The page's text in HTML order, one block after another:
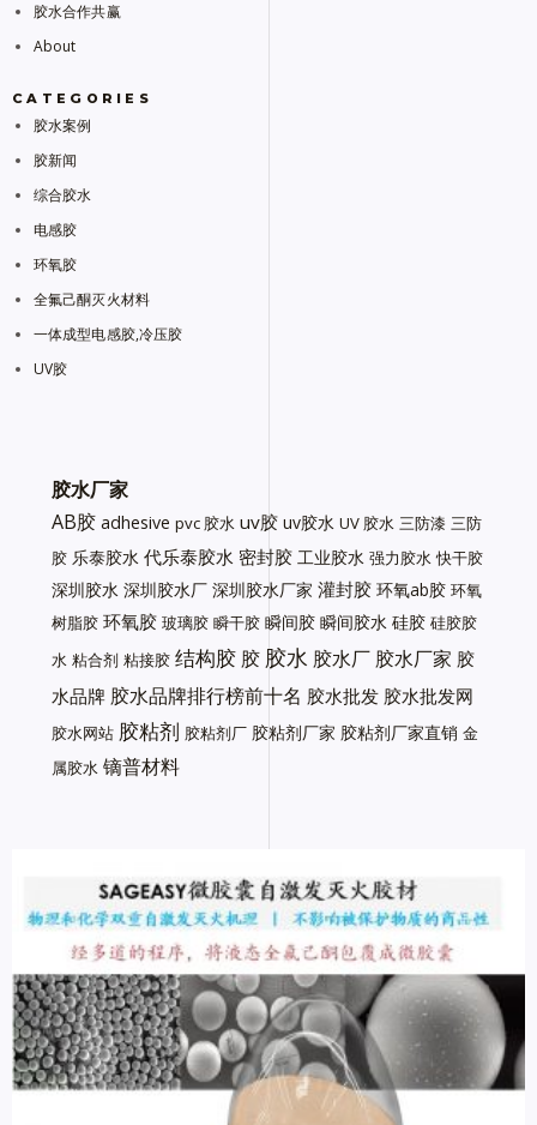
胶水合作共赢
About
CATEGORIES
胶水案例
胶新闻
综合胶水
电感胶
环氧胶
全氟己酮灭火材料
一体成型电感胶,冷压胶
UV胶
胶水厂家
AB胶 adhesive pvc 胶水 uv胶 uv胶水 UV 胶水 三防漆 三防
胶 乐泰胶水 代乐泰胶水 密封胶 工业胶水 强力胶水 快干胶
深圳胶水 深圳胶水厂 深圳胶水厂家 灌封胶 环氧ab胶 环氧
树脂胶 环氧胶 玻璃胶 瞬干胶 瞬间胶 瞬间胶水 硅胶 硅胶胶
水 粘合剂 粘接胶 结构胶 胶 胶水 胶水厂 胶水厂家 胶
水品牌 胶水品牌排行榜前十名 胶水批发 胶水批发网
胶水网站 胶粘剂 胶粘剂厂 胶粘剂厂家 胶粘剂厂家直销 金
属胶水 镝普材料